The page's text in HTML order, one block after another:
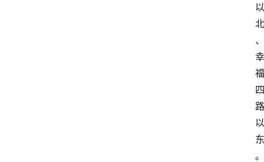
以
北
、
幸
福
四
路
以
东
。